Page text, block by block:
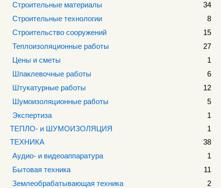
Строительные материалы
34
Строительные технологии
8
Строительство сооружений
15
Теплоизоляционные работы
27
Цены и сметы
1
Шпаклевочные работы
6
Штукатурные работы
12
Шумоизоляционные работы
5
Экспертиза
1
ТЕПЛО- и ШУМОИЗОЛЯЦИЯ
1
ТЕХНИКА
38
Аудио- и видеоаппаратура
1
Бытовая техника
11
Землеобрабатывающая техника
2